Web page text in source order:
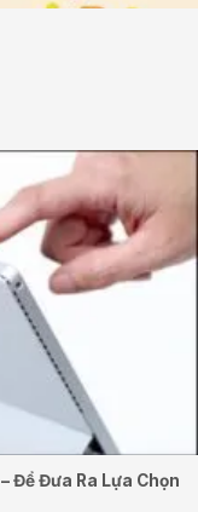
Để Đưa Ra Lựa Chọn